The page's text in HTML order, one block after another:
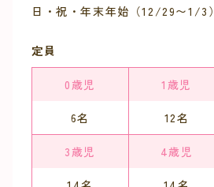
日・祝・年末年始（12/29〜1/3）
定員
0歳児
6名
1歳児
12名
3歳児 4歳児